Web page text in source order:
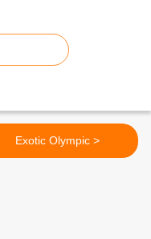
Exotic Olympic >